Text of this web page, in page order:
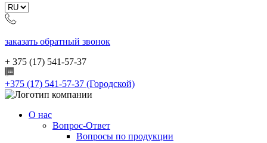
заказать обратный звонок
+ 375 (17) 541-57-37
+375 (17) 541-57-37 (Городской)
О нас
Вопрос-Ответ
Вопросы по продукции